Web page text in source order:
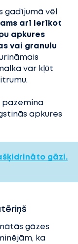
gadījumā vēl
arī ierīkot
apkures
vai granulu
var kļūt
pazemina
apkures
gāzi.
gāzes
ka